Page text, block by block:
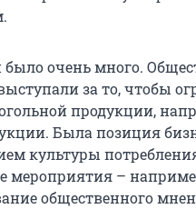
очень много.
за то, чтобы
продукции,
Была позиция
культуры
мероприятия –
общественного